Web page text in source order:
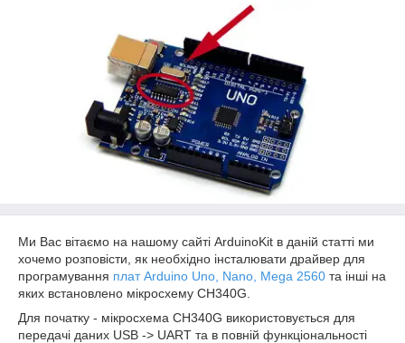
Ми Вас вітаємо на нашому сайті ArduinoKit в даній статті ми
хочемо розповісти, як необхідно інсталювати драйвер для
програмування плат Arduino Uno, Nano, Mega 2560 та інші на
яких встановлено мікросхему CH340G.
Для початку - мікросхема CH340G використовується для
передачі даних USB -> UART та в повній функціональності